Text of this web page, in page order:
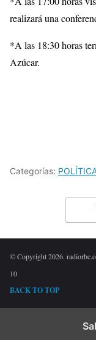
realizará una
*A las 18:30 horas
Azúcar.
Categorías:
© Copyright 2026.
10
BACK TO TOP